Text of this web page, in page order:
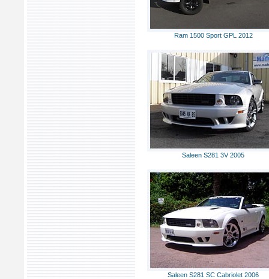
Ram 1500 Sport GPL 2012
Saleen S281 3V 2005
Saleen S281 SC Cabriolet 2006